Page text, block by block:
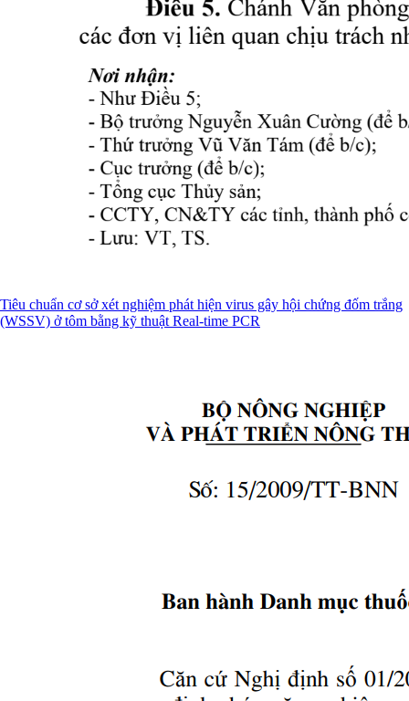
Tiêu chuẩn cơ sở xét nghiệm phát hiện virus gây hội chứng đốm trắng
(WSSV) ở tôm bằng kỹ thuật Real-time PCR